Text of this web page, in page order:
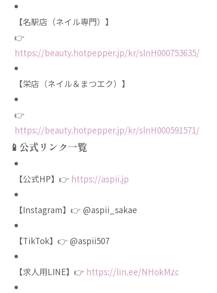
【名駅店（ネイル専門）】
👉
https://beauty.hotpepper.jp/kr/slnH000753635/
【栄店（ネイル＆まつエク）】
👉
https://beauty.hotpepper.jp/kr/slnH000591571/
📱公式リンク一覧
【公式HP】👉 https://aspii.jp
【Instagram】👉 @aspii_sakae
【TikTok】👉 @aspii507
【求人用LINE】👉 https://lin.ee/NHokMzc